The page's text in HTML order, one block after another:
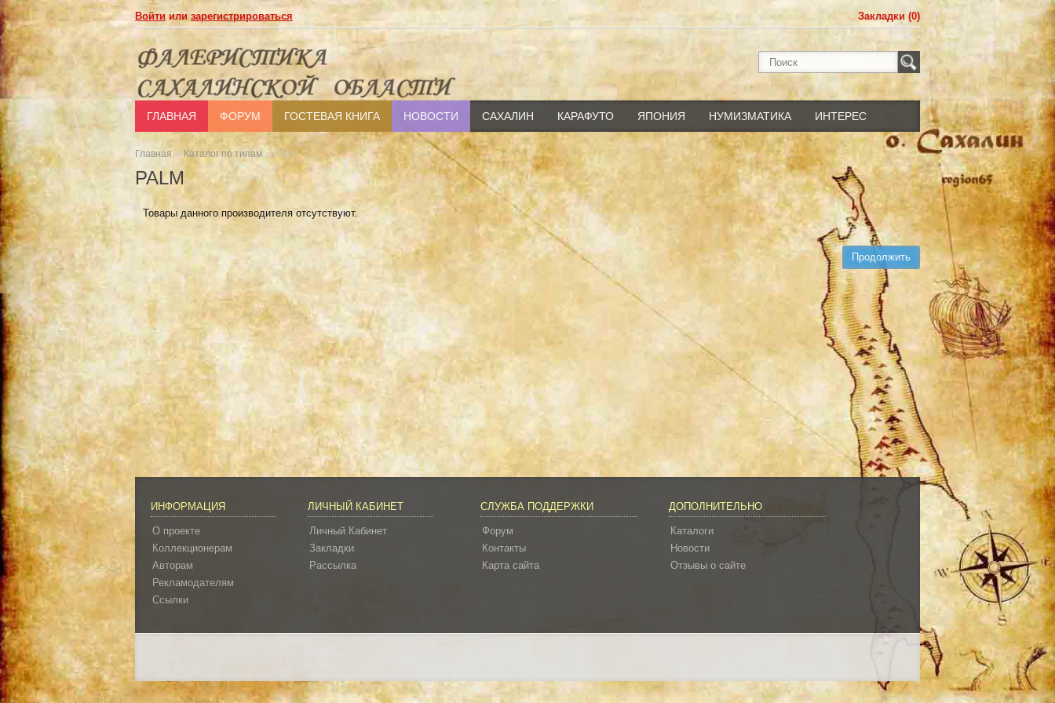
Войти илизарегистрироваться Закладки (0)
ГЛАВНАЯ ФОРУМ ГОСТЕВАЯ КНИГА НОВОСТИ САХАЛИН КАРАФУТО ЯПОНИЯ НУМИЗМАТИКА ИНТЕРЕС
Главная» Каталог по типам » Palm
PALM
Товары данного производителя отсутствуют.
Продолжить
ИНФОРМАЦИЯ
О проекте
Коллекционерам
Авторам
Рекламодателям
Ссылки
ЛИЧНЫЙ КАБИНЕТ
Личный Кабинет
Закладки
Рассылка
СЛУЖБА ПОДДЕРЖКИ
Форум
Контакты
Карта сайта
ДОПОЛНИТЕЛЬНО
Каталоги
Новости
Отзывы о сайте